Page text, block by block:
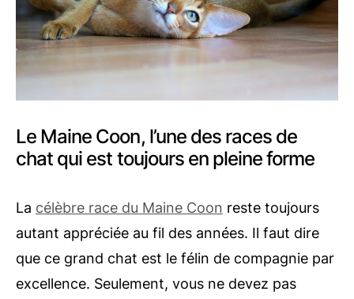
Le Maine Coon, l’une des races de
chat qui est toujours en pleine forme
La célèbre race du Maine Coon reste toujours
autant appréciée au fil des années. Il faut dire
que ce grand chat est le félin de compagnie par
excellence. Seulement, vous ne devez pas